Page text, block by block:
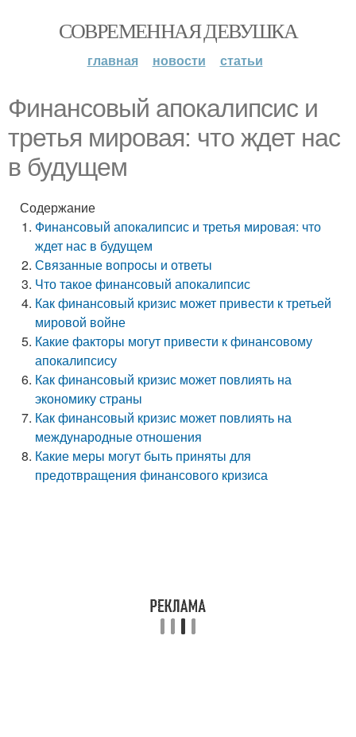
СОВРЕМЕННАЯ ДЕВУШКА
главная новости статьи
Финансовый апокалипсис и
третья мировая: что ждет нас
в будущем
Содержание
Финансовый апокалипсис и третья мировая: что
ждет нас в будущем
Связанные вопросы и ответы
Что такое финансовый апокалипсис
Как финансовый кризис может привести к третьей
мировой войне
Какие факторы могут привести к финансовому
апокалипсису
Как финансовый кризис может повлиять на
экономику страны
Как финансовый кризис может повлиять на
международные отношения
Какие меры могут быть приняты для
предотвращения финансового кризиса